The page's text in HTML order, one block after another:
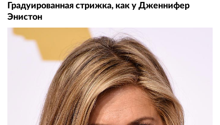
Градуированная стрижка, как у Дженнифер
Энистон